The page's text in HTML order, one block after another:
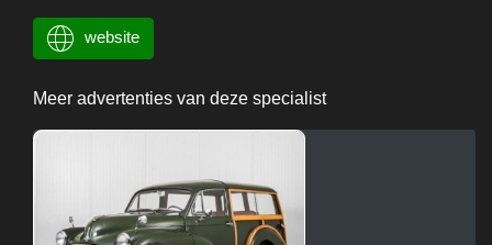
website
Meer advertenties van deze specialist